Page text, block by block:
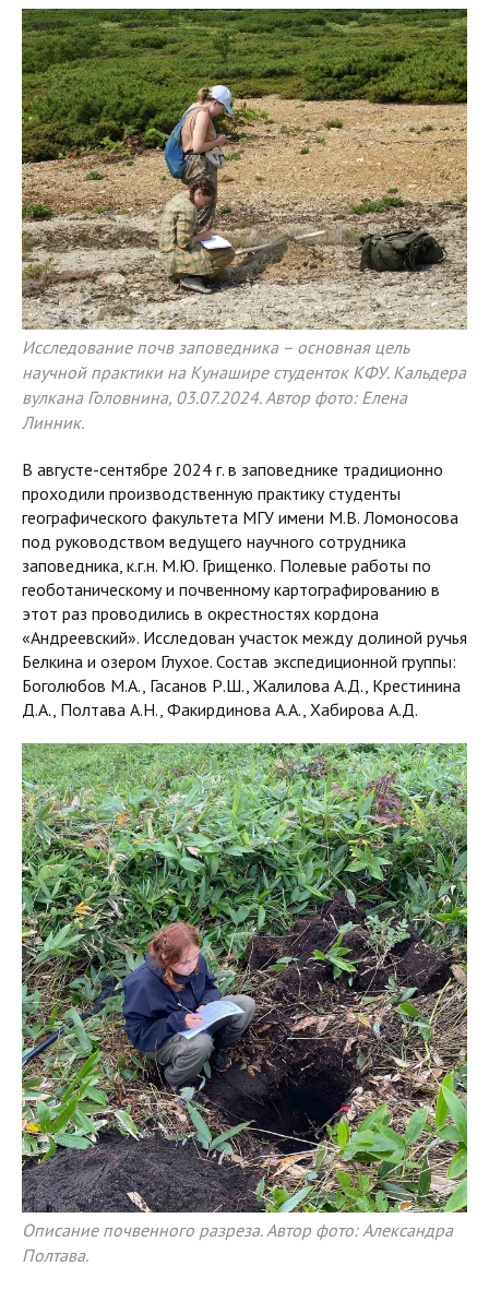
Исследование почв заповедника – основная цель
научной практики на Кунашире студенток КФУ. Кальдера
вулкана Головнина, 03.07.2024. Автор фото: Елена
Линник.
В августе-сентябре 2024 г. в заповеднике традиционно
проходили производственную практику студенты
географического факультета МГУ имени М.В. Ломоносова
под руководством ведущего научного сотрудника
заповедника, к.г.н. М.Ю. Грищенко. Полевые работы по
геоботаническому и почвенному картографированию в
этот раз проводились в окрестностях кордона
«Андреевский». Исследован участок между долиной ручья
Белкина и озером Глухое. Состав экспедиционной группы:
Боголюбов М.А., Гасанов Р.Ш., Жалилова А.Д., Крестинина
Д.А., Полтава А.Н., Факирдинова А.А., Хабирова А.Д.
Описание почвенного разреза. Автор фото: Александра
Полтава.